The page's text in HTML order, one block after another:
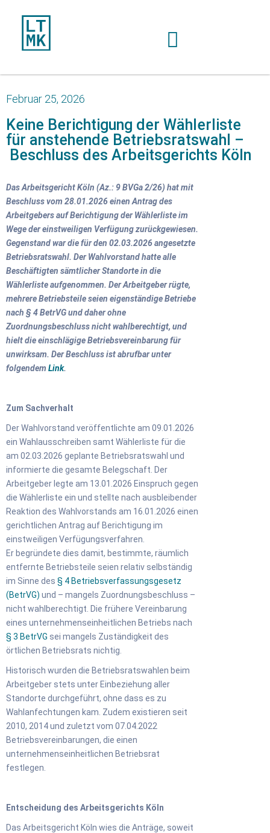
Februar 25, 2026
Keine Berichtigung der Wählerliste
für anstehende Betriebsratswahl –
Beschluss des Arbeitsgerichts Köln
Das Arbeitsgericht Köln (Az.: 9 BVGa 2/26) hat mit
Beschluss vom 28.01.2026 einen Antrag des
Arbeitgebers auf Berichtigung der Wählerliste im
Wege der einstweiligen Verfügung zurückgewiesen.
Gegenstand war die für den 02.03.2026 angesetzte
Betriebsratswahl. Der Wahlvorstand hatte alle
Beschäftigten sämtlicher Standorte in die
Wählerliste aufgenommen. Der Arbeitgeber rügte,
mehrere Betriebsteile seien eigenständige Betriebe
nach § 4 BetrVG und daher ohne
Zuordnungsbeschluss nicht wahlberechtigt, und
hielt die einschlägige Betriebsvereinbarung für
unwirksam. Der Beschluss ist abrufbar unter
folgendem Link.
Zum Sachverhalt
Der Wahlvorstand veröffentlichte am 09.01.2026
ein Wahlausschreiben samt Wählerliste für die
am 02.03.2026 geplante Betriebsratswahl und
informierte die gesamte Belegschaft. Der
Arbeitgeber legte am 13.01.2026 Einspruch gegen
die Wählerliste ein und stellte nach ausbleibender
Reaktion des Wahlvorstands am 16.01.2026 einen
gerichtlichen Antrag auf Berichtigung im
einstweiligen Verfügungsverfahren.
Er begründete dies damit, bestimmte, räumlich
entfernte Betriebsteile seien relativ selbständig
im Sinne des § 4 Betriebsverfassungsgesetz
(BetrVG) und – mangels Zuordnungsbeschluss –
nicht wahlberechtigt. Die frühere Vereinbarung
eines unternehmenseinheitlichen Betriebs nach
§ 3 BetrVG sei mangels Zuständigkeit des
örtlichen Betriebsrats nichtig.
Historisch wurden die Betriebsratswahlen beim
Arbeitgeber stets unter Einbeziehung aller
Standorte durchgeführt, ohne dass es zu
Wahlanfechtungen kam. Zudem existieren seit
2010, 2014 und zuletzt vom 07.04.2022
Betriebsvereinbarungen, die einen
unternehmenseinheitlichen Betriebsrat
festlegen.
Entscheidung des Arbeitsgerichts Köln
Das Arbeitsgericht Köln wies die Anträge, soweit